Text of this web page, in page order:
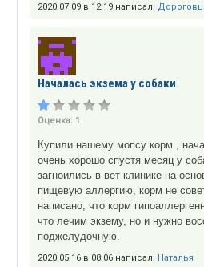
2020.07.09 в 12:19 написал:
Началась экзема у собаки
Оценка: 1
Купили нашему мопсу корм ,
очень хорошо спустя месяц у
загноились в вет клинике на
пищевую аллергию, корм не
написано, что корм
что лечим экзему, но и нужно
поджелудочную.
2020.05.16 в 08:06 написал: Наталья